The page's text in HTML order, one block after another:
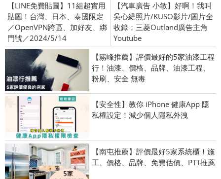
【LINE免費貼圖】11組超實用
貼圖！台灣、日本、泰國限定
／OpenVPN跨區、加好友、綁
門號／2024/5/14
【汽車廣告 小敏】好啊！我叫
吳心緹照片/KUSO影片/圖片全
收錄；三菱Outland廣告主角
Youtube
【霧峰推薦】評價最好的5家油漆工程
行！油漆、價格、品牌、油漆工程、
粉刷、安全 無毒
【安全性】教你 iPhone 健康App 隱
私權設定！減少個人隱私外洩
【南屯推薦】評價最好5家系統櫃！施
工、價格、品牌、免費估價、PTT推薦